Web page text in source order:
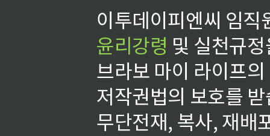
이투데이피엔씨 임
윤리강령 및 실천규
브라보 마이 라이프
저작권법의 보호를
무단전재, 복사, 재배